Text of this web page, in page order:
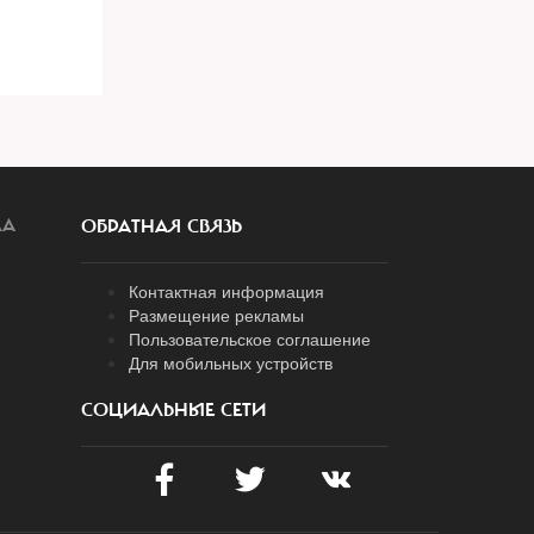
ОБРАТНАЯ СВЯЗЬ
Контактная информация
Размещение рекламы
Пользовательское соглашение
Для мобильных устройств
СОЦИАЛЬНЫЕ СЕТИ